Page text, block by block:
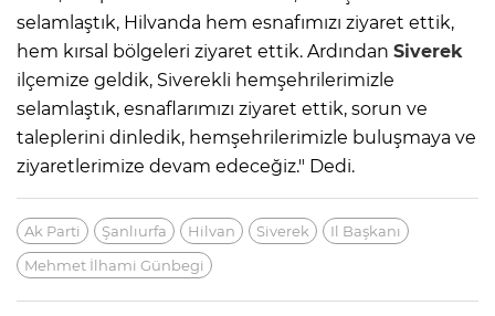
selamlaştık, Hilvanda hem esnafımızı ziyaret ettik,
hem kırsal bölgeleri ziyaret ettik. Ardından Siverek
ilçemize geldik, Siverekli hemşehrilerimizle
selamlaştık, esnaflarımızı ziyaret ettik, sorun ve
taleplerini dinledik, hemşehrilerimizle buluşmaya ve
ziyaretlerimize devam edeceğiz." Dedi.
Ak Parti Şanlıurfa Hilvan Siverek
Il Başkanı
Mehmet İlhami Günbegi